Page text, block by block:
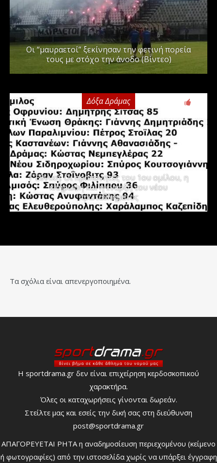
Οι “μαυραετοί” ξεκίνησαν την φετινή πορεία
τους με στόχο την άνοδο (Βίντεο)
Δόξα Δράμας
Γ΄ Εθνική: Οι προπονητές του 1ου ομίλου, η
κλήρωση και η έναρξη του νέου
πρωταθλήματος
Τα σχόλια είναι απενεργοποιημένα.
Η sportdrama.gr δεν είναι επιχείρηση κερδοσκοπικού
χαρακτήρα.
Όλες οι καταχωρήσεις γίνονται δωρεάν.
Στείλτε μας και εσείς την δική σας στη διεύθυνση
post@sportdrama.gr
ΑΠΑΓΟΡΕΥΕΤΑΙ ΡΗΤΑ η αναδημοσίευση περιεχομένου (κείμενο
ή φωτογραφίες) από την ιστοσελίδα χωρίς να υπάρξει έγγραφη